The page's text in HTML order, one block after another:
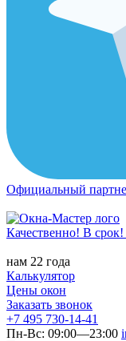
Официальный
Качественно! В срок!
нам 22 года
Калькулятор
Цены окон
Заказать звонок
+7 495 730-14-41
Пн-Вс: 09:00—23:00